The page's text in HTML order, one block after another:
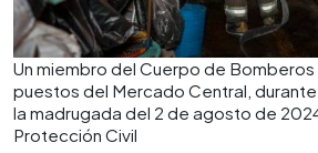
Un miembro del Cuerpo de
puestos del Mercado Central,
la madrugada del 2 de agosto de
Protección Civil